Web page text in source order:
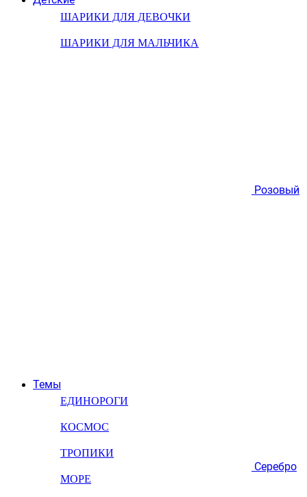
ШАРИКИ ДЛЯ ДЕВОЧКИ
ШАРИКИ ДЛЯ МАЛЬЧИКА
Темы
ЕДИНОРОГИ
КОСМОС
ТРОПИКИ
МОРЕ
Розовый
Серебро